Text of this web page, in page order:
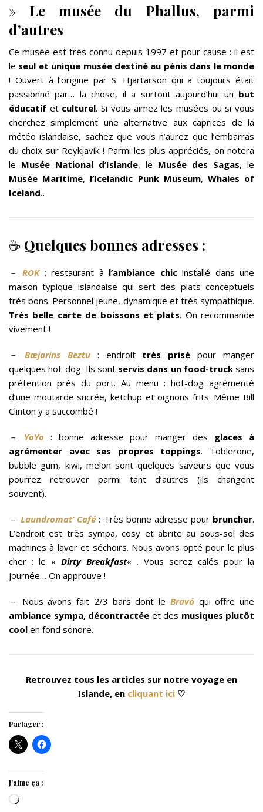
» Le musée du Phallus, parmi
d’autres
Ce musée est très connu depuis 1997 et pour cause : il est
le seul et unique musée destiné au pénis dans le monde
! Ouvert à l’origine par S. Hjartarson qui a toujours était
passionné par… la chose, il a surtout aujourd’hui un but
éducatif etculturel. Si vous aimez les musées ou si vous
cherchez simplement une alternative aux caprices de la
météo islandaise, sachez que vous n’aurez que l’embarras
du choix sur Reykjavík ! Parmi les plus appréciés, on notera
le Musée National d’Islande, le Musée des Sagas, le
Musée Maritime, l’Icelandic Punk Museum, Whales of
Iceland…
☕️ Quelques bonnes adresses :
－ROK: restaurant à l’ambiance chicinstallé dans une
maison typique islandaise qui sert des plats conceptuels
très bons. Personnel jeune, dynamique et très sympathique.
Très belle carte de boissons et plats. On recommande
vivement !
－ Bæjarins Beztu: endroit très prisé pour manger
quelques hot-dog. Ils sont servis dans un food-trucksans
prétention près du port. Au menu : hot-dog agrémenté
d’une moutarde sucrée, ketchup et oignons frits. Même Bill
Clinton y a succombé !
－ YoYo : bonne adresse pour manger des glaces à
agrémenter avec ses propres toppings. Toblerone,
bubble gum, kiwi, melon sont quelques saveurs que vous
pourrez retrouver parmi tant d’autres (ils changent
souvent).
－Laundromat’ Café : Très bonne adresse pour bruncher.
L’endroit est très sympa, cosy et abrite au sous-sol des
machines à laver et séchoirs. Nous avons opté pourle plus
cher : le « Dirty Breakfast« . Vous serez calés pour la
journée… On approuve !
－ Nous avons fait 2/3 bars dont le Bravó qui offre une
ambiance sympa, décontractée et des musiques plutôt
cool en fond sonore.
Retrouvez tous les articles sur notre voyage en
Islande, en cliquant ici ♡
Partager :
J’aime ça :
Chargement…